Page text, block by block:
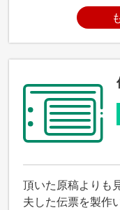
頂いた原稿よりも
夫した伝票を製作